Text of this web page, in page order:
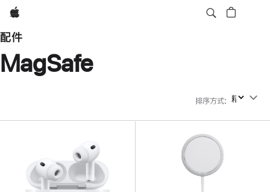
Apple
配件
MagSafe
排序方式: 排序方式